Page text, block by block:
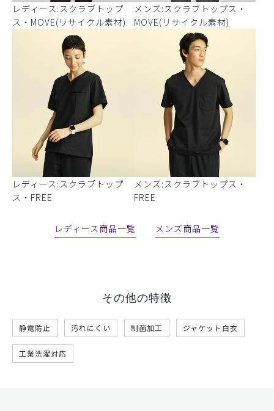
レディース:スクラブトップ
ス・MOVE(リサイクル素材)
メンズ:スクラブトップス・
MOVE(リサイクル素材)
レディース:スクラブトップ
ス・FREE
メンズ:スクラブトップス・
FREE
レディース商品一覧 メンズ商品一覧
その他の特徴
静電防止 汚れにくい 制菌加工 ジャケット白衣
工業洗濯対応